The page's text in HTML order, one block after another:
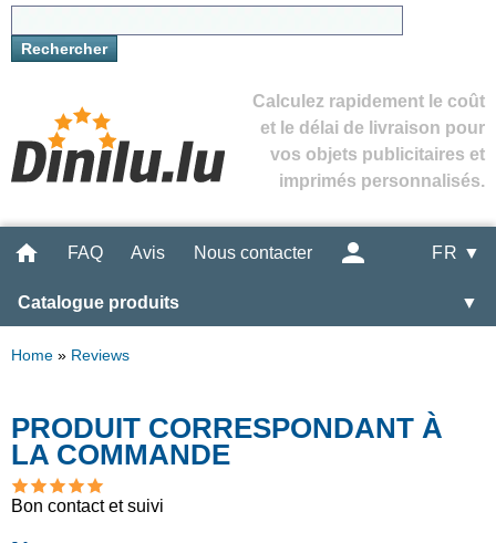
Calculez rapidement le coût
et le délai de livraison pour
vos objets publicitaires et
imprimés personnalisés.
FAQ Avis Nous contacter FR ▼
Catalogue produits ▼
Home » Reviews
PRODUIT CORRESPONDANT À
LA COMMANDE
Bon contact et suivi